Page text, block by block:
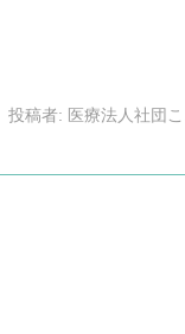
投稿者: 医療法人社団